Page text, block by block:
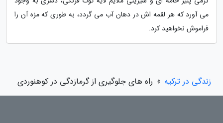
می آورد که هر لقمه اش در دهان آب می گردد، به طوری که مزه آن را
فراموش نخواهید کرد.
زندگی در ترکیه » راه های جلوگیری از گرمازدگی در کوهنوردی